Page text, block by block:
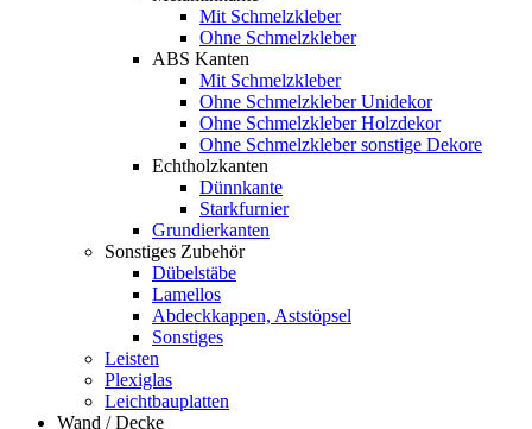
Mit Schmelzkleber
Ohne Schmelzkleber
ABS Kanten
Mit Schmelzkleber
Ohne Schmelzkleber Unidekor
Ohne Schmelzkleber Holzdekor
Ohne Schmelzkleber sonstige Dekore
Echtholzkanten
Dünnkante
Starkfurnier
Grundierkanten
Sonstiges Zubehör
Dübelstäbe
Lamellos
Abdeckkappen, Aststöpsel
Sonstiges
Leisten
Plexiglas
Leichtbauplatten
Wand / Decke